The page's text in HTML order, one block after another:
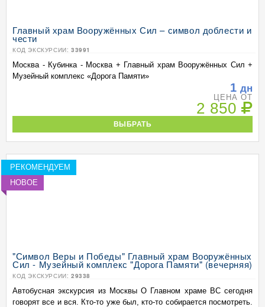
Главный храм Вооружённых Сил – символ доблести и
чести
КОД ЭКСКУРСИИ: 33991
Москва - Кубинка - Москва + Главный храм Вооружённых Сил +
Музейный комплекс «Дорога Памяти»
1 дн
ЦЕНА ОТ
2 850
ВЫБРАТЬ
РЕКОМЕНДУЕМ
НОВОЕ
"Символ Веры и Победы" Главный храм Вооружённых
Сил - Музейный комплекс "Дорога Памяти" (вечерняя)
КОД ЭКСКУРСИИ: 29338
Автобусная экскурсия из Москвы О Главном храме ВС сегодня
говорят все и вся. Кто-то уже был, кто-то собирается посмотреть.